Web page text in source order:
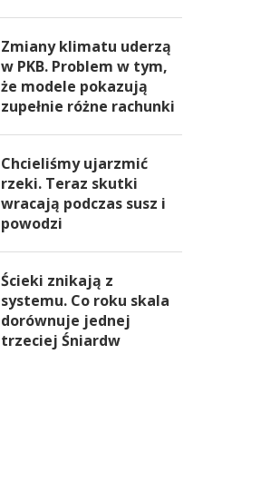
Zmiany klimatu uderzą
w PKB. Problem w tym,
że modele pokazują
zupełnie różne rachunki
Chcieliśmy ujarzmić
rzeki. Teraz skutki
wracają podczas susz i
powodzi
Ścieki znikają z
systemu. Co roku skala
dorównuje jednej
trzeciej Śniardw